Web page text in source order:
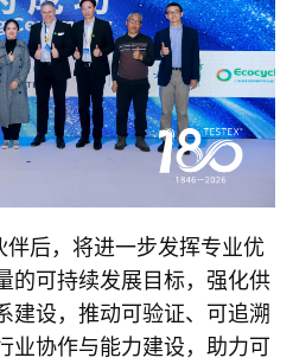
伴后，将进一步发挥专业优
的可持续发展目标，强化供
建设，推动可验证、可追溯
业协作与能力建设，助力可